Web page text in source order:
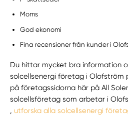
Moms
God ekonomi
Fina recensioner från kunder i
Du hittar mycket bra information
solcellsenergi företag i Olofström
på företagssidorna här på All
solcellsföretag som arbetar i
,utforska alla solcellsenergi